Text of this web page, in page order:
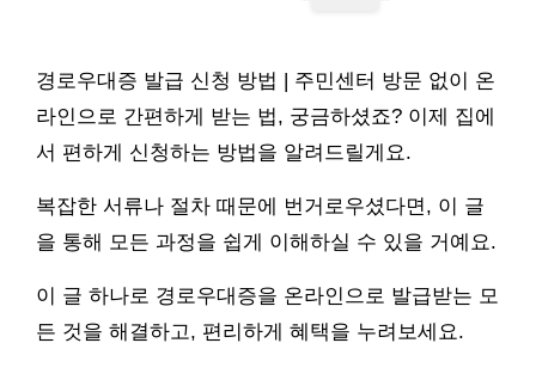
경로우대증 발급 신청 방법 | 주민센터 방문 없이 온
라인으로 간편하게 받는 법, 궁금하셨죠? 이제 집에
서 편하게 신청하는 방법을 알려드릴게요.
복잡한 서류나 절차 때문에 번거로우셨다면, 이 글
을 통해 모든 과정을 쉽게 이해하실 수 있을 거예요.
이 글 하나로 경로우대증을 온라인으로 발급받는 모
든 것을 해결하고, 편리하게 혜택을 누려보세요.